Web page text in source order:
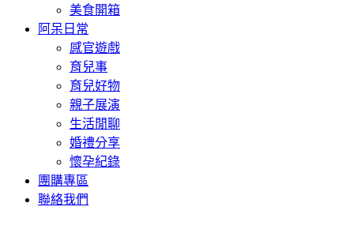
美食開箱
阿呆日常
感官遊戲
育兒事
育兒好物
親子展演
生活閒聊
婚禮分享
懷孕紀錄
團購專區
聯絡我們